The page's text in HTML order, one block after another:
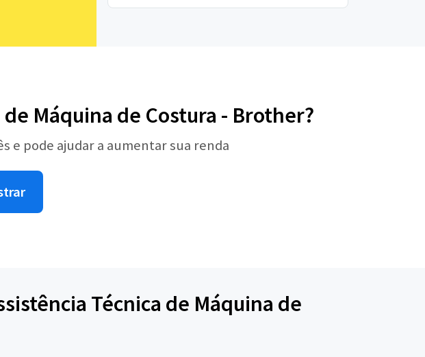
Máquina de Costura - Brother?
e pode ajudar a aumentar sua renda
Técnica de Máquina de